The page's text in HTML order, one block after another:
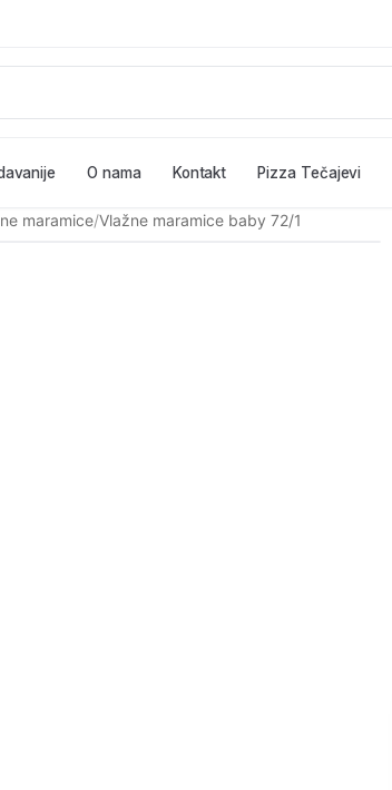
O nama Kontakt Pizza Tečajevi
maramice/Vlažne maramice baby 72/1